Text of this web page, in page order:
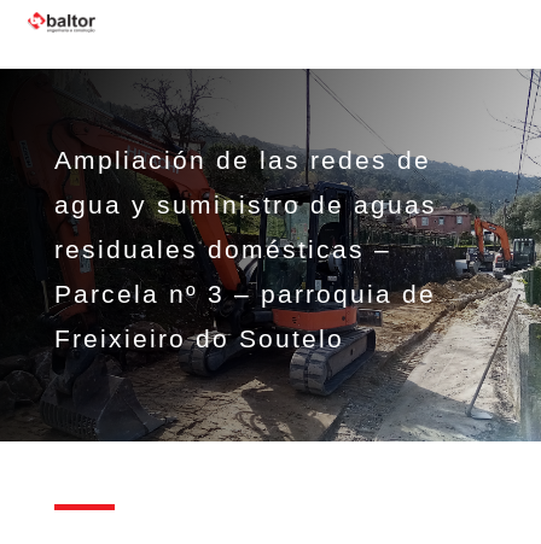
Ampliación de las redes de
agua y suministro de aguas
residuales domésticas –
Parcela nº 3 – parroquia de
Freixieiro do Soutelo